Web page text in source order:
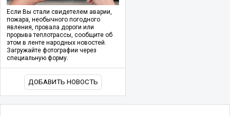
Если Вы стали свидетелем аварии,
пожара, необычного погодного
явления, провала дороги или
прорыва теплотрассы, сообщите об
этом в ленте народных новостей.
Загружайте фотографии через
специальную форму.
ДОБАВИТЬ НОВОСТЬ